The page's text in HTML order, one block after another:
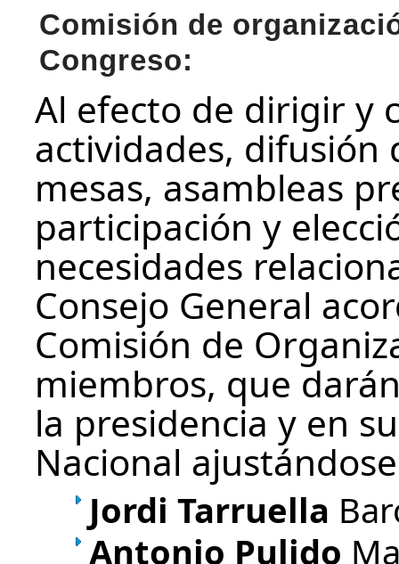
Comisión de
Congreso:
Al efecto de dirigir y
actividades, difusión
mesas, asambleas
participación y
necesidades
Consejo General
Comisión de
miembros, que
la presidencia y en
Nacional
Jordi Tarruella
Antonio Pulido